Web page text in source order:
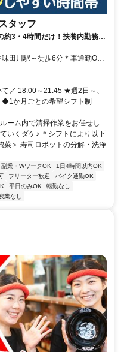
タッフ
約3・4時間だけ！扶養内勤務
務！シフト融通抜群！
／ 18:00～21:45 ★週2日～、
か月ごとの希望シフト制
ーム内で清掃作業をお任せし
いくダケ♪ ＊シフトにより以下
菜＞ 寿司ロボットの分解・洗浄
副業・WワークOK
1日4時間以内OK
フリーター歓迎
バイク通勤OK
平日のみOK
転勤なし
業なし